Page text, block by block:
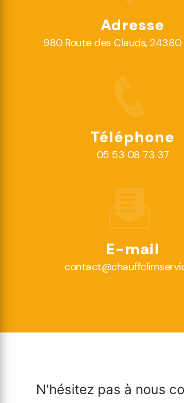
Adresse
980 Route des Clauds, 24380
Téléphone
05 53 08 73 37
E-mail
N'hésitez pas à nous